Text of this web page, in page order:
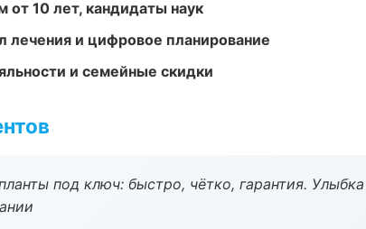
от 10 лет, кандидаты наук
лечения и цифровое планирование
и семейные скидки
под ключ: быстро, чётко, гарантия.